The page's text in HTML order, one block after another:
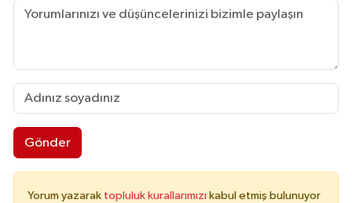
Gönder
Yorum yazarak topluluk kurallarımızı kabul etmiş bulunuyor